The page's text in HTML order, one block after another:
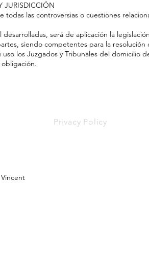
JURISDICCIÓN
todas las controversias o cuestiones
desarrolladas, será de aplicación la
siendo competentes para la
uso los Juzgados y Tribunales del domicilio
Privacy Policy
Vincent